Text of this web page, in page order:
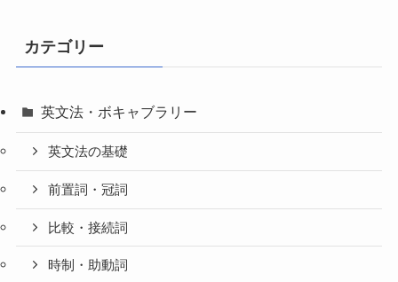
カテゴリー
英文法・ボキャブラリー
英文法の基礎
前置詞・冠詞
比較・接続詞
時制・助動詞